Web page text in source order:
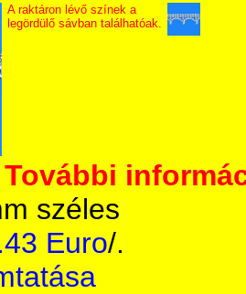
A raktáron lévő színek a
legördülő sávban találhatóak.
További
széles
Euro/.